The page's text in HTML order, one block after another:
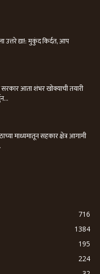
उत्तरे द्या!: मुकुंद किर्दत, आप
सरकार आता शंभर खोक्याची तयारी
माध्यमातून सहकार क्षेत्र आगामी
716
1384
195
224